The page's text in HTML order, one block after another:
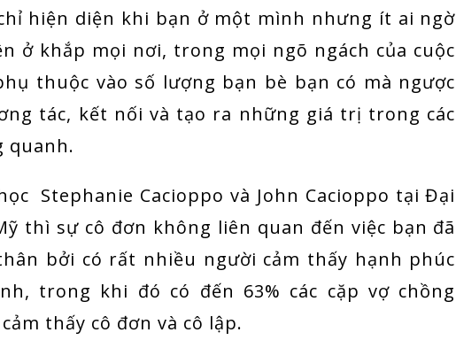
hiện diện khi bạn ở một mình nhưng ít ai ngờ
ở khắp mọi nơi, trong mọi ngõ ngách của cuộc
thuộc vào số lượng bạn bè bạn có mà ngược
tác, kết nối và tạo ra những giá trị trong các
quanh.
Stephanie Cacioppo và John Cacioppo tại Đại
thì sự cô đơn không liên quan đến việc bạn đã
bởi có rất nhiều người cảm thấy hạnh phúc
trong khi đó có đến 63% các cặp vợ chồng
thấy cô đơn và cô lập.